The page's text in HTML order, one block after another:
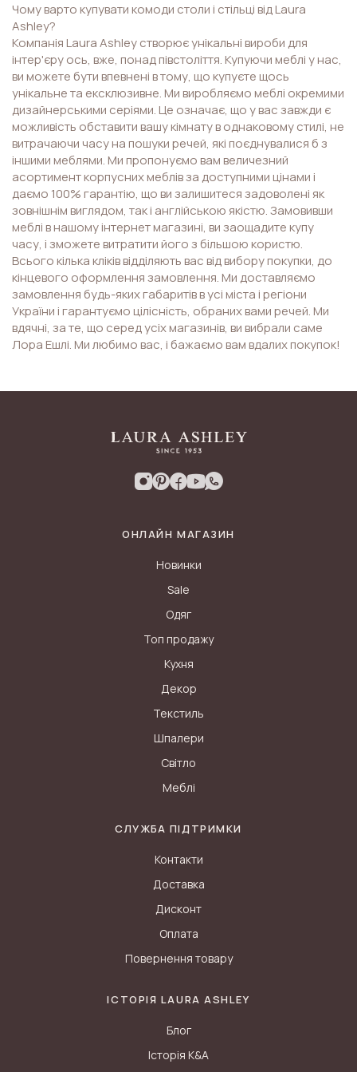
Чому варто купувати комоди столи і стільці від Laura
Ashley?
Компанія Laura Ashley створює унікальні вироби для
інтер'єру ось, вже, понад півстоліття. Купуючи меблі у нас,
ви можете бути впевнені в тому, що купуєте щось
унікальне та ексклюзивне. Ми виробляємо меблі окремими
дизайнерськими серіями. Це означає, що у вас завжди є
можливість обставити вашу кімнату в однаковому стилі, не
витрачаючи часу на пошуки речей, які поєднувалися б з
іншими меблями. Ми пропонуємо вам величезний
асортимент корпусних меблів за доступними цінами і
даємо 100% гарантію, що ви залишитеся задоволені як
зовнішнім виглядом, так і англійською якістю. Замовивши
меблі в нашому інтернет магазині, ви заощадите купу
часу, і зможете витратити його з більшою користю.
Всього кілька кліків відділяють вас від вибору покупки, до
кінцевого оформлення замовлення. Ми доставляємо
замовлення будь-яких габаритів в усі міста і регіони
України і гарантуємо цілісність, обраних вами речей. Ми
вдячні, за те, що серед усіх магазинів, ви вибрали саме
Лора Ешлі. Ми любимо вас, і бажаємо вам вдалих покупок!
ОНЛАЙН МАГАЗИН
Новинки
Sale
Одяг
Топ продажу
Кухня
Декор
Текстиль
Шпалери
Світло
Меблі
СЛУЖБА ПІДТРИМКИ
Контакти
Доставка
Дисконт
Оплата
Повернення товару
ІСТОРІЯ LAURA ASHLEY
Блог
Історія K&A